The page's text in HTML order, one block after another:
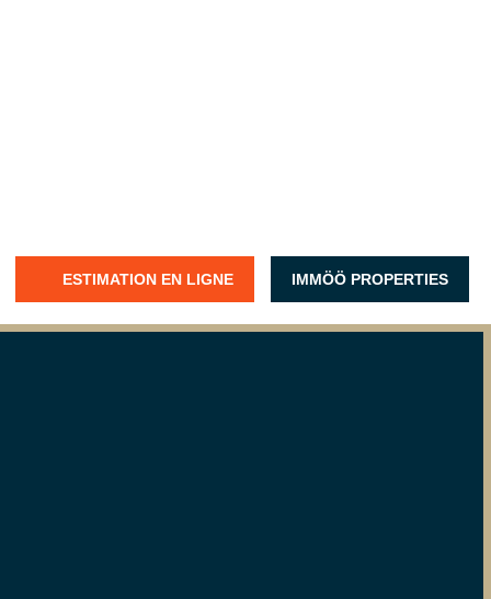
ESTIMATION EN LIGNE IMMÖÖ PROPERTIES